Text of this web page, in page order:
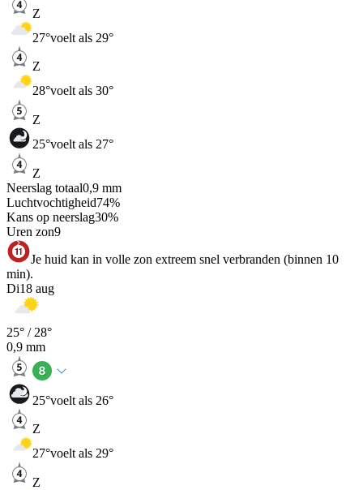
Z
27°voelt als 29°
Z
28°voelt als 30°
Z
25°voelt als 27°
Z
Neerslag totaal0,9 mm
Luchtvochtigheid74%
Kans op neerslag30%
Uren zon9
Je huid kan in volle zon extreem snel verbranden (binnen 10
min).
Di18 aug
25° / 28°
0,9 mm
25°voelt als 26°
Z
27°voelt als 29°
Z